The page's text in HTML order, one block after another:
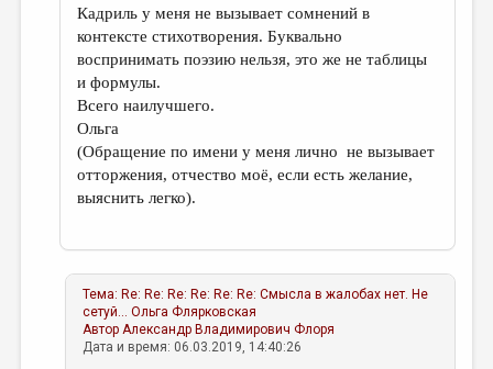
Кадриль у меня не вызывает сомнений в
контексте стихотворения. Буквально
воспринимать поэзию нельзя, это же не таблицы
и формулы.
Всего наилучшего.
Ольга
(Обращение по имени у меня лично не вызывает
отторжения, отчество моё, если есть желание,
выяснить легко).
Тема: Re: Re: Re: Re: Re: Re: Смысла в жалобах нет. Не
сетуй... Ольга Флярковская
АвторАлександр Владимирович Флоря
Дата и время: 06.03.2019, 14:40:26